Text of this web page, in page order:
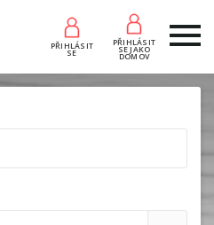
PŘIHLÁSIT
SE
PŘIHLÁSIT
SE JAKO
DOMOV